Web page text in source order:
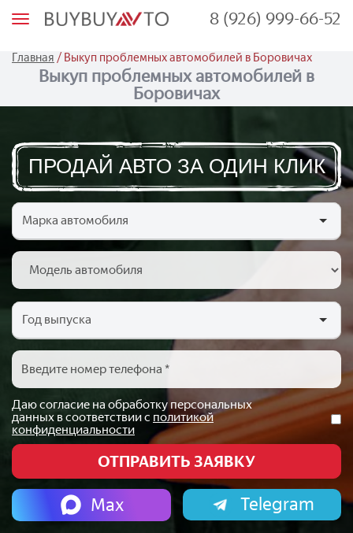
М
ю
8 (926) 999-66-52
Главная / Выкуп проблемных автомобилей в Боровичах
Выкуп проблемных автомобилей в
Боровичах
ПРОДАЙ АВТО ЗА ОДИН КЛИК
Даю согласие на обработку персональных
данных в соответствии с политикой
конфиденциальности
Max Telegram